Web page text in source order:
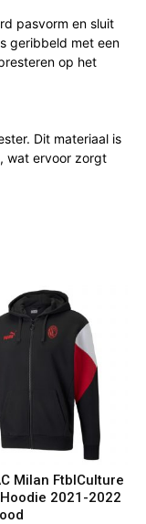
pasvorm en sluit
geribbeld met een
op het
Dit materiaal is
wat ervoor zorgt
Milan FtblCulture
2021-2022